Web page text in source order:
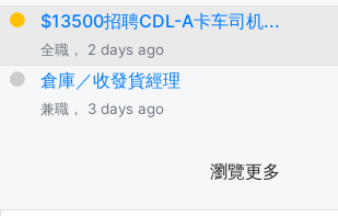
$13500招聘CDL-A卡车司机...
全職， 2 days ago
倉庫／收發貨經理
兼職， 3 days ago
瀏覽更多